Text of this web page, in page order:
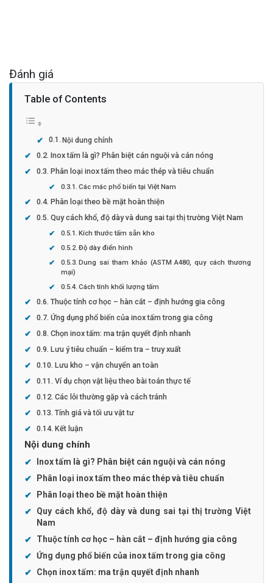
Đánh giá
Table of Contents
Nội dung chính
Inox tấm là gì? Phân biệt cán nguội và cán nóng
Phân loại inox tấm theo mác thép và tiêu chuẩn
Các mác phổ biến tại Việt Nam
Phân loại theo bề mặt hoàn thiện
Quy cách khổ, độ dày và dung sai tại thị trường Việt Nam
Kích thước tấm sẵn kho
Độ dày điển hình
Dung sai tham khảo (ASTM A480, quy cách thương
mại)
Cách tính khối lượng tấm
Thuộc tính cơ học – hàn cắt – định hướng gia công
Ứng dụng phổ biến của inox tấm trong gia công
Chọn inox tấm: ma trận quyết định nhanh
Lưu ý tiêu chuẩn – kiểm tra – truy xuất
Lưu kho – vận chuyển an toàn
Ví dụ chọn vật liệu theo bài toán thực tế
Các lỗi thường gặp và cách tránh
Tính giá và tối ưu vật tư
Kết luận
Nội dung chính
Inox tấm là gì? Phân biệt cán nguội và cán nóng
Phân loại inox tấm theo mác thép và tiêu chuẩn
Phân loại theo bề mặt hoàn thiện
Quy cách khổ, độ dày và dung sai tại thị trường Việt
Nam
Thuộc tính cơ học – hàn cắt – định hướng gia công
Ứng dụng phổ biến của inox tấm trong gia công
Chọn inox tấm: ma trận quyết định nhanh